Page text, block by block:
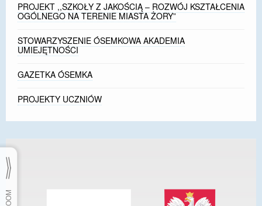
PROJEKT ,,SZKOŁY Z JAKOŚCIĄ – ROZWÓJ KSZTAŁCENIA
OGÓLNEGO NA TERENIE MIASTA ŻORY”
STOWARZYSZENIE ÓSEMKOWA AKADEMIA
UMIEJĘTNOŚCI
GAZETKA ÓSEMKA
PROJEKTY UCZNIÓW